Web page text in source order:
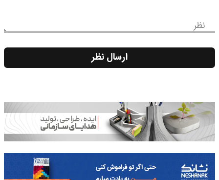
نظر
ارسال نظر